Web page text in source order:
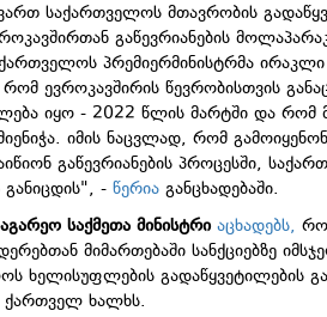
საქართველოს მთავრობის
გაწევრიანების
პრემიერმინისტრმა
რომ ევროკავშირის წევრობისთვის
იყო - 2022 წლის მარტში და რომ
იმის ნაცვლად, რომ
გაწევრიანების პროცესში,
- წერია განცხადებაში.
საქმეთა მინისტრი აცხადებს,
მიმართებაში სანქციებზე
ხელისუფლების გადაწყვეტილების
ქართველ ხალხს.